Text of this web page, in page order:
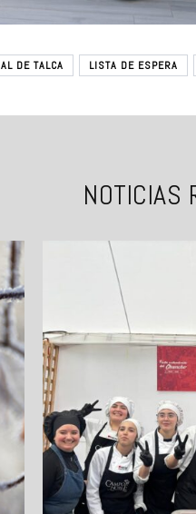
DE TALCA LISTA DE ESPERA
NOTICIAS